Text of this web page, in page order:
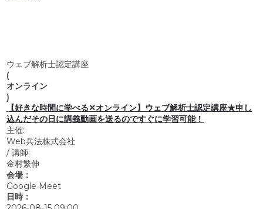
ウェブ解析士認定講座
(
オンライン
)
【好きな時間に学べる✕オンライン】ウェブ解析士認定講座★申し
込んだその日に講義動画を送るのですぐに学習可能！
主催:
Web兵法株式会社
/ 講師:
金村繁伸
会場：
Google Meet
日時：